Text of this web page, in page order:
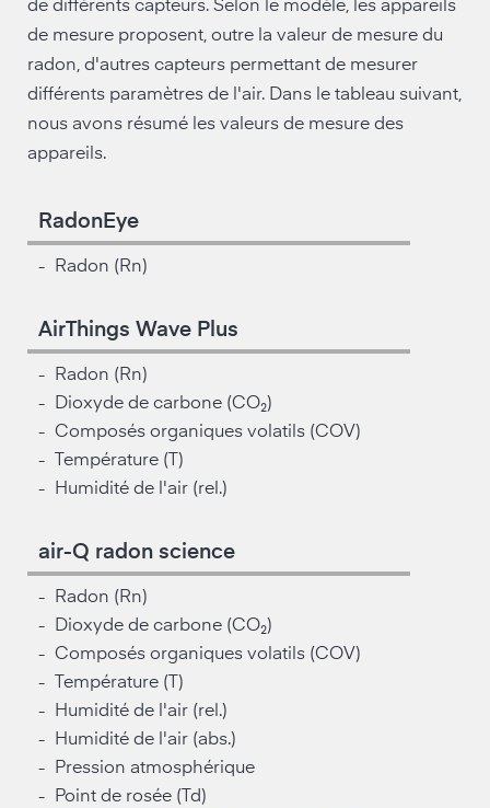
de différents capteurs. Selon le modèle, les appareils
de mesure proposent, outre la valeur de mesure du
radon, d'autres capteurs permettant de mesurer
différents paramètres de l'air. Dans le tableau suivant,
nous avons résumé les valeurs de mesure des
appareils.
RadonEye
- Radon (Rn)
AirThings Wave Plus
-
Radon (Rn)
-
Dioxyde de carbone (CO₂)
- Composés organiques volatils (COV)
-
Température (T)
-
Humidité de l'air (rel.)
air-Q radon science
-
Radon (Rn)
-
Dioxyde de carbone (CO₂)
- Composés organiques volatils (COV)
-
Température (T)
-
Humidité de l'air (rel.)
-
Humidité de l'air (abs.)
-
Pression atmosphérique
-
Point de rosée (Td)